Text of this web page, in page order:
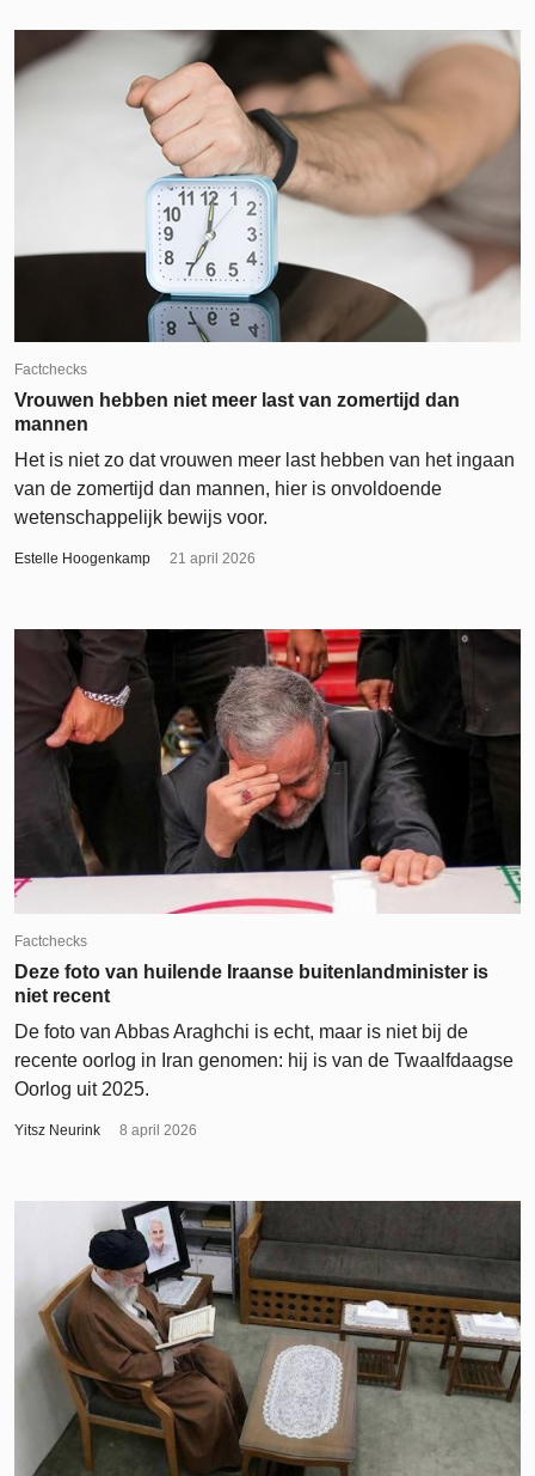
Factchecks
Vrouwen hebben niet meer last van zomertijd dan
mannen
Het is niet zo dat vrouwen meer last hebben van het ingaan
van de zomertijd dan mannen, hier is onvoldoende
wetenschappelijk bewijs voor.
Estelle Hoogenkamp 21 april 2026
Factchecks
Deze foto van huilende Iraanse buitenlandminister is
niet recent
De foto van Abbas Araghchi is echt, maar is niet bij de
recente oorlog in Iran genomen: hij is van de Twaalfdaagse
Oorlog uit 2025.
Yitsz Neurink 8 april 2026